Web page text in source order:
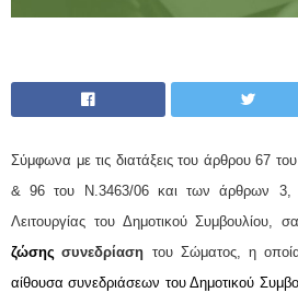
Σύμφωνα με τις διατάξεις του άρθρου 67
& 96 του Ν.3463/06 και των άρθρων
Λειτουργίας του Δημοτικού Συμβουλίου,
ζώσης συνεδρίαση του Σώματος, η
αίθουσα συνεδριάσεων του Δημοτικού